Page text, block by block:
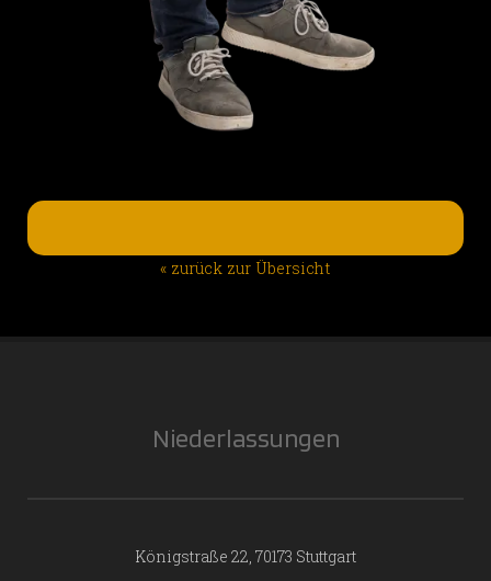
« zurück zur Übersicht
Niederlassungen
Königstraße 22, 70173 Stuttgart